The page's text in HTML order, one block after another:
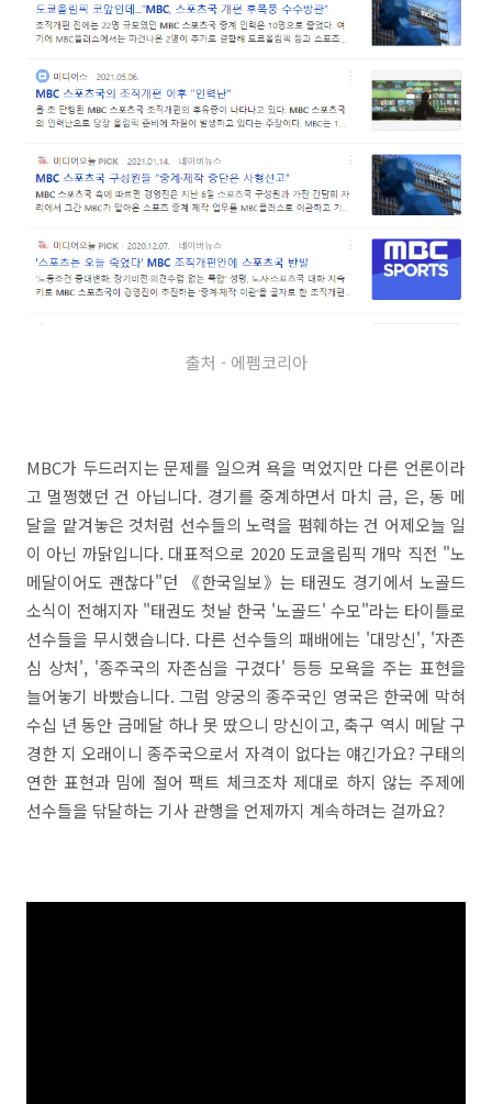
출처 - 에펨코리아
MBC가 두드러지는 문제를 일으켜 욕을 먹었지만 다른 언론이라
고 멀쩡했던 건 아닙니다. 경기를 중계하면서 마치 금, 은, 동 메
달을 맡겨놓은 것처럼 선수들의 노력을 폄훼하는 건 어제오늘 일
이 아닌 까닭입니다. 대표적으로 2020 도쿄올림픽 개막 직전 "노
메달이어도 괜찮다"던 《한국일보》는 태권도 경기에서 노골드
소식이 전해지자 "태권도 첫날 한국 '노골드' 수모"라는 타이틀로
선수들을 무시했습니다. 다른 선수들의 패배에는 '대망신', '자존
심 상처', '종주국의 자존심을 구겼다' 등등 모욕을 주는 표현을
늘어놓기 바빴습니다. 그럼 양궁의 종주국인 영국은 한국에 막혀
수십 년 동안 금메달 하나 못 땄으니 망신이고, 축구 역시 메달 구
경한 지 오래이니 종주국으로서 자격이 없다는 얘긴가요? 구태의
연한 표현과 밈에 절어 팩트 체크조차 제대로 하지 않는 주제에
선수들을 닦달하는 기사 관행을 언제까지 계속하려는 걸까요?